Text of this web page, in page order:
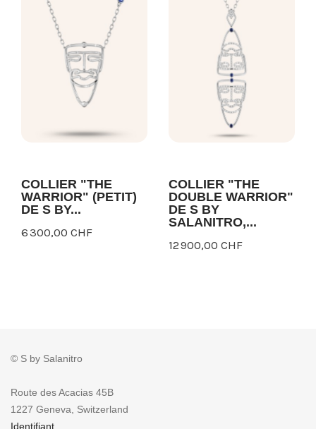
COLLIER "THE
WARRIOR" (PETIT)
DE S BY...
6 300,00 CHF
COLLIER "THE
DOUBLE WARRIOR"
DE S BY
SALANITRO,...
12 900,00 CHF
© S by Salanitro
Route des Acacias 45B
1227 Geneva, Switzerland
Identifiant